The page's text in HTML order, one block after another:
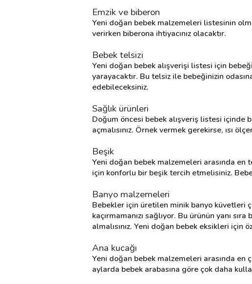
Emzik ve biberon
Yeni doğan bebek malzemeleri listesinin
verirken biberona ihtiyacınız olacaktır.
Bebek telsizi
Yeni doğan bebek alışverişi listesi için
yarayacaktır. Bu telsiz ile bebeğinizin
edebileceksiniz.
Sağlık ürünleri
Doğum öncesi bebek alışveriş listesi içinde
açmalısınız. Örnek vermek gerekirse, ısı
Beşik
Yeni doğan bebek malzemeleri arasında en
için konforlu bir beşik tercih etmelisiniz.
Banyo malzemeleri
Bebekler için üretilen minik banyo küvetleri
kaçırmamanızı sağlıyor. Bu ürünün yanı
almalısınız. Yeni doğan bebek eksikleri
Ana kucağı
Yeni doğan bebek malzemeleri arasında en
aylarda bebek arabasına göre çok daha